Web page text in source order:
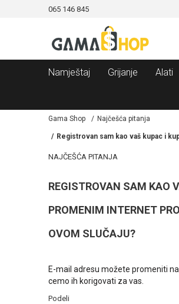
065 146 845
Namještaj Grijanje Alati
Gama Shop Najčešća pitanja
Registrovan sam kao vaš kupac i
NAJČEŠĆA PITANJA
REGISTROVAN SAM KAO
PROMENIM INTERNET
OVOM SLUČAJU?
E-mail adresu možete promeniti
cemo ih korigovati za vas.
Podeli